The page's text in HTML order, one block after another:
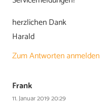
herzlichen Dank
Harald
Zum Antworten anmelden
Frank
11. Januar 2019 20:29